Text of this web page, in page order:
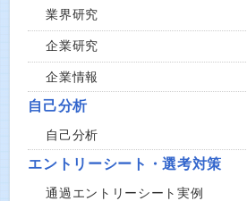
業界研究
企業研究
企業情報
自己分析
自己分析
エントリーシート・選考対策
通過エントリーシート実例